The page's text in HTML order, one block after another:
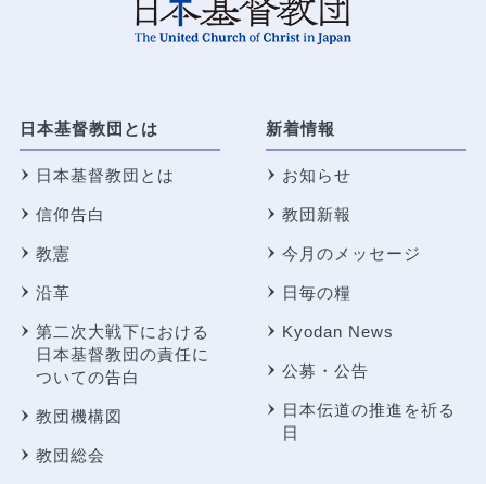
日本基督教団とは
日本基督教団とは
信仰告白
教憲
沿革
第二次大戦下における
日本基督教団の責任に
ついての告白
教団機構図
教団総会
新着情報
お知らせ
教団新報
今月のメッセージ
日毎の糧
Kyodan News
公募・公告
日本伝道の推進を祈る
日